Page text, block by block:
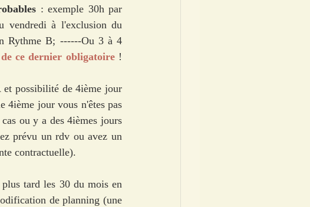
: exemple 30h par
vendredi à l'exclusion du
Rythme B; ------Ou 3 à 4
ce dernier obligatoire !
et possibilité de 4ième jour
jour vous n'êtes pas
ou y a des 4ièmes jours
prévu un rdv ou avez un
contractuelle).
tard les 30 du mois en
de planning (une